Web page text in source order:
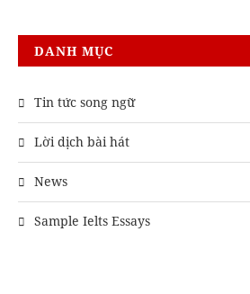
DANH MỤC
Tin tức song ngữ
Lời dịch bài hát
News
Sample Ielts Essays